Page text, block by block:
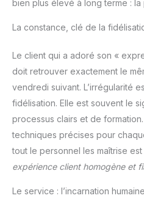
bien plus élevé à long terme :
La constance, clé de la
Le client qui a adoré son «
doit retrouver exactement le
vendredi suivant. L’irrégularité
fidélisation. Elle est souvent le
processus clairs et de
techniques précises pour
tout le personnel les maîtrise
expérience client homogène et
Le service : l’incarnation